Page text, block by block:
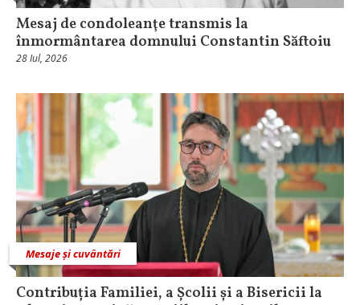
Mesaj de condoleanţe transmis la
înmormântarea domnului Constantin Săftoiu
28 Iul, 2026
Mesaje și cuvântări
Contribuția Familiei, a Școlii și a Bisericii la